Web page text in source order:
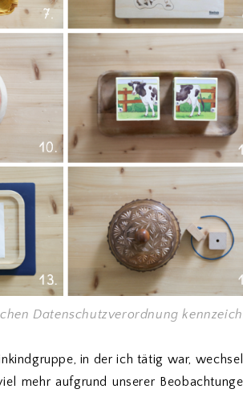
Datenschutzverordnung
in der ich tätig war,
mehr aufgrund unserer